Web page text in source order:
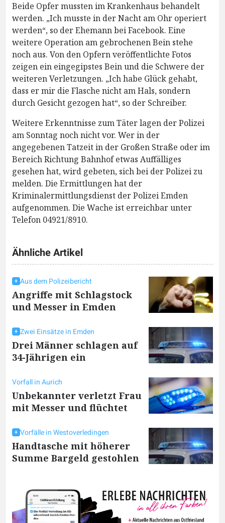
Beide Opfer mussten im Krankenhaus behandelt
werden. „Ich musste in der Nacht am Ohr operiert
werden“, so der Ehemann bei Facebook. Eine
weitere Operation am gebrochenen Bein stehe
noch aus. Von den Opfern veröffentlichte Fotos
zeigen ein eingegipstes Bein und die Schwere der
weiteren Verletzungen. „Ich habe Glück gehabt,
dass er mir die Flasche nicht am Hals, sondern
durch Gesicht gezogen hat“, so der Schreiber.
Weitere Erkenntnisse zum Täter lagen der Polizei
am Sonntag noch nicht vor. Wer in der
angegebenen Tatzeit in der Großen Straße oder im
Bereich Richtung Bahnhof etwas Auffälliges
gesehen hat, wird gebeten, sich bei der Polizei zu
melden. Die Ermittlungen hat der
Kriminalermittlungsdienst der Polizei Emden
aufgenommen. Die Wache ist erreichbar unter
Telefon 04921/8910.
Ähnliche Artikel
Aus dem Polizeibericht
Angriffe mit Schlagstock
und Messer in Emden
Zwei Einsätze in Emden
Drei Männer schlagen auf
34-Jährigen ein
Vorfall in Aurich
Unbekannter verletzt Frau
mit Messer und flüchtet
Vorfälle in Westoverledingen
Handtasche mit höherer
Summe Bargeld gestohlen